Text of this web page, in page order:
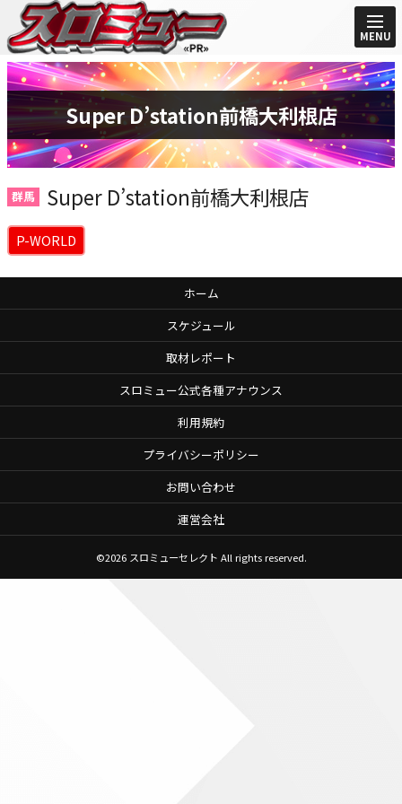
MENU
Super D’station前橋大利根店
群馬 Super D’station前橋大利根店
P-WORLD
ホーム
スケジュール
取材レポート
スロミュー公式各種アナウンス
利用規約
プライバシーポリシー
お問い合わせ
運営会社
©2026 スロミューセレクト All rights reserved.